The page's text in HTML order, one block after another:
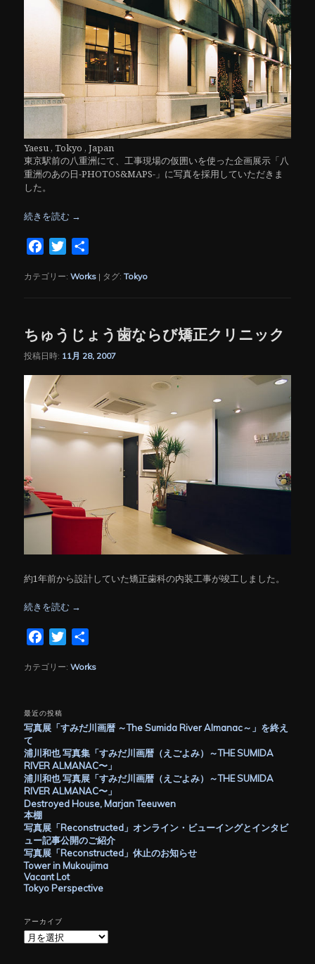
Yaesu , Tokyo , Japan
東京駅前の八重洲にて、工事現場の仮囲いを使った企画展示「八
重洲のあの日-PHOTOS&MAPS-」に写真を採用していただきま
した。
続きを読む →
FacebookTwitter
カテゴリー: Works | タグ: Tokyo
ちゅうじょう歯ならび矯正クリニック
投稿日時: 11月 28, 2007
約1年前から設計していた矯正歯科の内装工事が竣工しました。
続きを読む →
FacebookTwitter
カテゴリー: Works
最近の投稿
写真展「すみだ川画暦 ～The Sumida River Almanac～」を終え
て
浦川和也 写真集「すみだ川画暦（えごよみ）～THE SUMIDA
RIVER ALMANAC〜」
浦川和也 写真展「すみだ川画暦（えごよみ）～THE SUMIDA
RIVER ALMANAC〜」
Destroyed House, Marjan Teeuwen
本棚
写真展「Reconstructed」オンライン・ビューイングとインタビ
ュー記事公開のご紹介
写真展「Reconstructed」休止のお知らせ
Tower in Mukoujima
Vacant Lot
Tokyo Perspective
アーカイブ
ア
ー